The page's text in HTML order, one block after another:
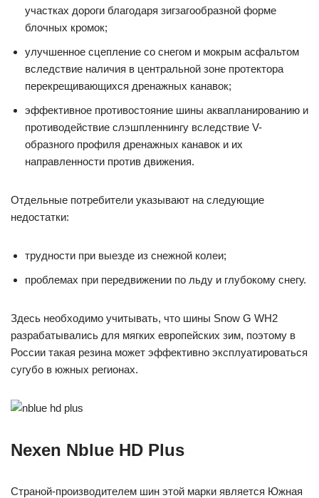
участках дороги благодаря зигзагообразной форме
блочных кромок;
улучшенное сцепление со снегом и мокрым асфальтом
вследствие наличия в центральной зоне протектора
перекрещивающихся дренажных канавок;
эффективное противостояние шины аквапланированию и
противодействие слэшпленнингу вследствие V-
образного профиля дренажных канавок и их
направленности против движения.
Отдельные потребители указывают на следующие
недостатки:
трудности при выезде из снежной колеи;
проблемах при передвижении по льду и глубокому снегу.
Здесь необходимо учитывать, что шины Snow G WH2
разрабатывались для мягких европейских зим, поэтому в
России такая резина может эффективно эксплуатироваться
сугубо в южных регионах.
Nexen Nblue HD Plus
Страной-производителем шин этой марки является Южная